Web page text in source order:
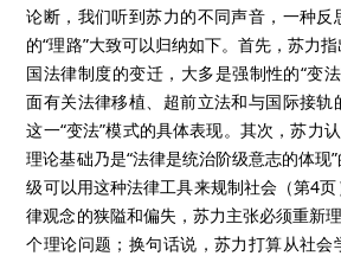
论断，我们听到苏力的不同声音，一种反
的“理路”大致可以归纳如下。首先，苏力
国法律制度的变迁，大多是强制性的“变
面有关法律移植、超前立法和与国际接轨
这一“变法”模式的具体表现。其次，苏力
理论基础乃是“法律是统治阶级意志的体现
级可以用这种法律工具来规制社会（第4
律观念的狭隘和偏失，苏力主张必须重新
个理论问题；换句话说，苏力打算从社会